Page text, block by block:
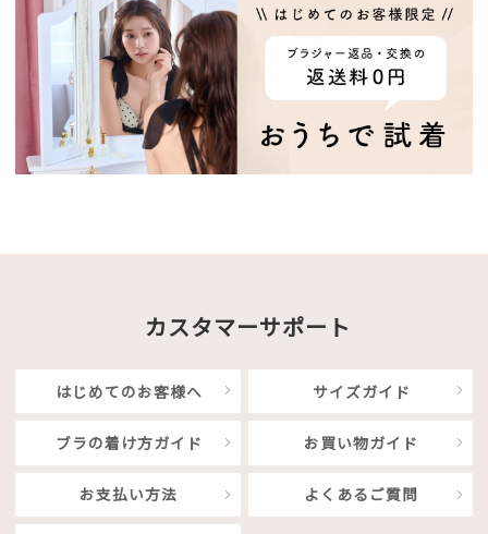
カスタマーサポート
はじめてのお客様へ サイズガイド
ブラの着け方ガイド お買い物ガイド
お支払い方法 よくあるご質問